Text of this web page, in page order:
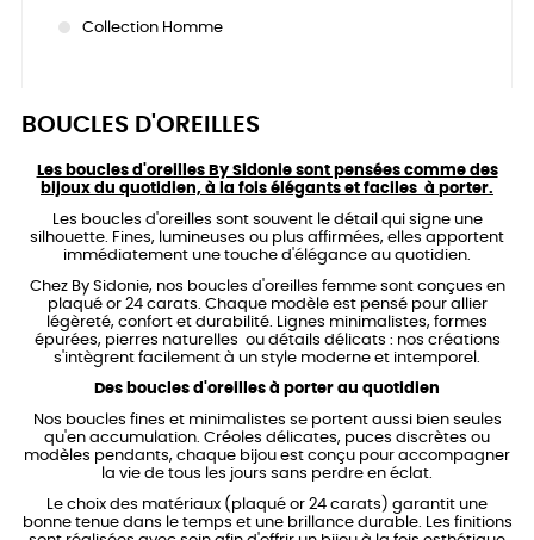
Collection Homme
BOUCLES D'OREILLES
Les boucles d'oreilles By Sidonie sont pensées comme des
bijoux du quotidien, à la fois élégants et faciles à porter.
Les boucles d'oreilles sont souvent le détail qui signe une
silhouette. Fines, lumineuses ou plus affirmées, elles apportent
immédiatement une touche d'élégance au quotidien.
Chez By Sidonie, nos boucles d'oreilles femme sont conçues en
plaqué or 24 carats. Chaque modèle est pensé pour allier
légèreté, confort et durabilité. Lignes minimalistes, formes
épurées, pierres naturelles ou détails délicats : nos créations
s'intègrent facilement à un style moderne et intemporel.
Des boucles d'oreilles à porter au quotidien
Nos boucles fines et minimalistes se portent aussi bien seules
qu'en accumulation. Créoles délicates, puces discrètes ou
modèles pendants, chaque bijou est conçu pour accompagner
la vie de tous les jours sans perdre en éclat.
Le choix des matériaux (plaqué or 24 carats) garantit une
bonne tenue dans le temps et une brillance durable. Les finitions